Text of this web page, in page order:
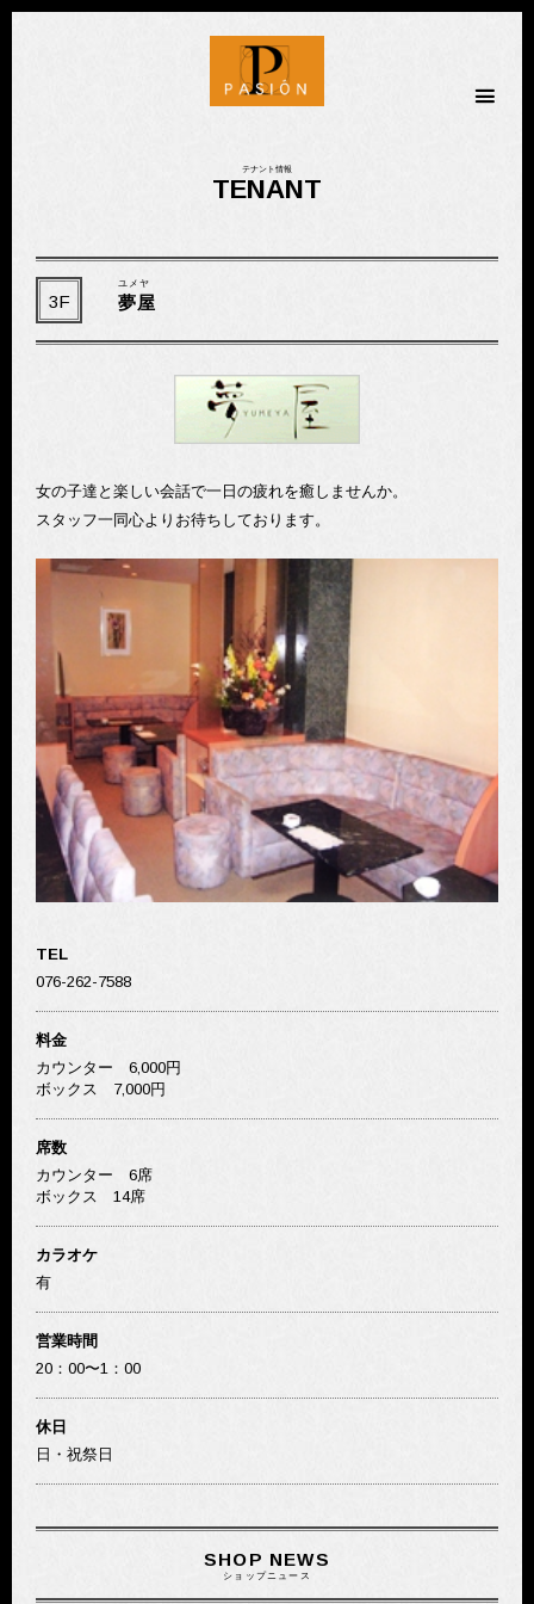
テナント情報
TENANT
3F
ユメヤ
夢屋
女の子達と楽しい会話で一日の疲れを癒しませんか。
スタッフ一同心よりお待ちしております。
TEL
076-262-7588
料金
カウンター 6,000円
ボックス 7,000円
席数
カウンター 6席
ボックス 14席
カラオケ
有
営業時間
20：00〜1：00
休日
日・祝祭日
SHOP NEWS
ショップニュース